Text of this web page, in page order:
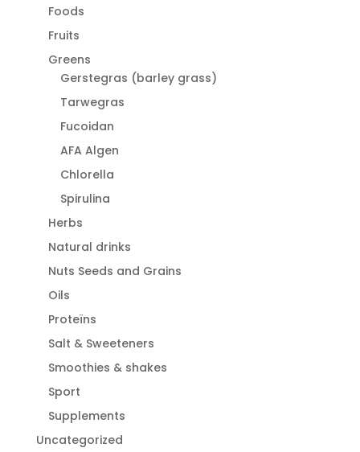
Foods
Fruits
Greens
Gerstegras (barley grass)
Tarwegras
Fucoidan
AFA Algen
Chlorella
Spirulina
Herbs
Natural drinks
Nuts Seeds and Grains
Oils
Proteïns
Salt & Sweeteners
Smoothies & shakes
Sport
Supplements
Uncategorized